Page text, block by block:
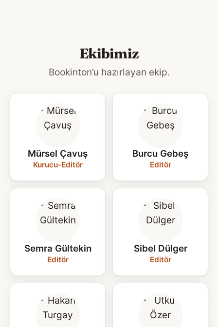
Ekibimiz
Bookinton’u hazırlayan ekip.
Mürsel Çavuş
Kurucu-Editör
Burcu Gebeş
Editör
Semra Gültekin
Editör
Sibel Dülger
Editör